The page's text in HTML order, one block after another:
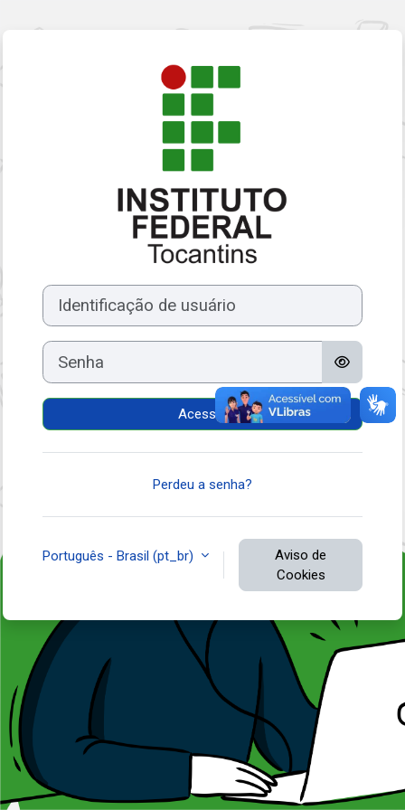
Acesso a IFTO
Identificação de usuário
Senha
Acessar
Perdeu a senha?
Português - Brasil ‎(pt_br)‎
Aviso de
Cookies